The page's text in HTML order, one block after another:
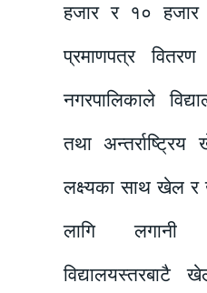
हजार र १०
प्रमाणपत्र
नगरपालिकाले
तथा अन्तर्राष्ट्रिय
लक्ष्यका साथ खेल र
लागि लगानी
विद्यालयस्तरबाटै